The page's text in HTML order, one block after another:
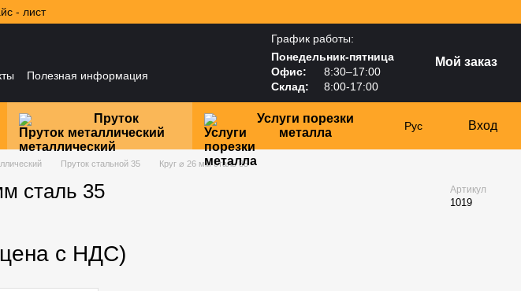
- лист
Полезная информация
График работы:
Понедельник-пятница
Офис:
8:30–17:00
Склад:
8:00-17:00
Мой заказ
Пруток
металлический
Услуги порезки
металла
Рус Вход
Пруток стальной 35 Круг ⌀ 26 мм сталь 35
сталь 35 Артикул
1019
с НДС)